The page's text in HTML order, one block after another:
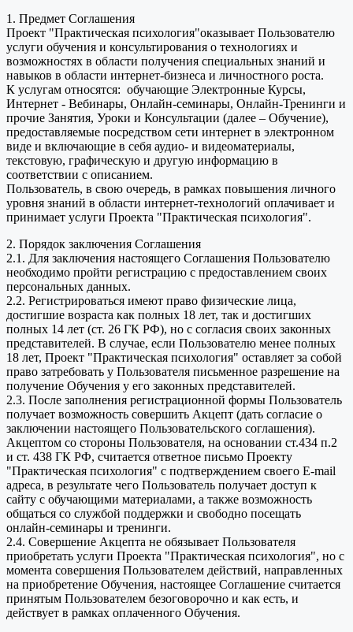
1. Предмет Соглашения
Проект "Практическая психология"оказывает Пользователю
услуги обучения и консультирования о технологиях и
возможностях в области получения специальных знаний и
навыков в области интернет-бизнеса и личностного роста.
К услугам относятся: обучающие Электронные Курсы,
Интернет - Вебинары, Онлайн-семинары, Онлайн-Тренинги и
прочие Занятия, Уроки и Консультации (далее – Обучение),
предоставляемые посредством сети интернет в электронном
виде и включающие в себя аудио- и видеоматериалы,
текстовую, графическую и другую информацию в
соответствии с описанием.
Пользователь, в свою очередь, в рамках повышения личного
уровня знаний в области интернет-технологий оплачивает и
принимает услуги Проекта "Практическая психология".
2. Порядок заключения Соглашения
2.1. Для заключения настоящего Соглашения Пользователю
необходимо пройти регистрацию с предоставлением своих
персональных данных.
2.2. Регистрироваться имеют право физические лица,
достигшие возраста как полных 18 лет, так и достигших
полных 14 лет (ст. 26 ГК РФ), но с согласия своих законных
представителей. В случае, если Пользователю менее полных
18 лет, Проект "Практическая психология" оставляет за собой
право затребовать у Пользователя письменное разрешение на
получение Обучения у его законных представителей.
2.3. После заполнения регистрационной формы Пользователь
получает возможность совершить Акцепт (дать согласие о
заключении настоящего Пользовательского соглашения).
Акцептом со стороны Пользователя, на основании ст.434 п.2
и ст. 438 ГК РФ, считается ответное письмо Проекту
"Практическая психология" с подтверждением своего E-mail
адреса, в результате чего Пользователь получает доступ к
сайту с обучающими материалами, а также возможность
общаться со службой поддержки и свободно посещать
онлайн-семинары и тренинги.
2.4. Совершение Акцепта не обязывает Пользователя
приобретать услуги Проекта "Практическая психология", но с
момента совершения Пользователем действий, направленных
на приобретение Обучения, настоящее Соглашение считается
принятым Пользователем безоговорочно и как есть, и
действует в рамках оплаченного Обучения.